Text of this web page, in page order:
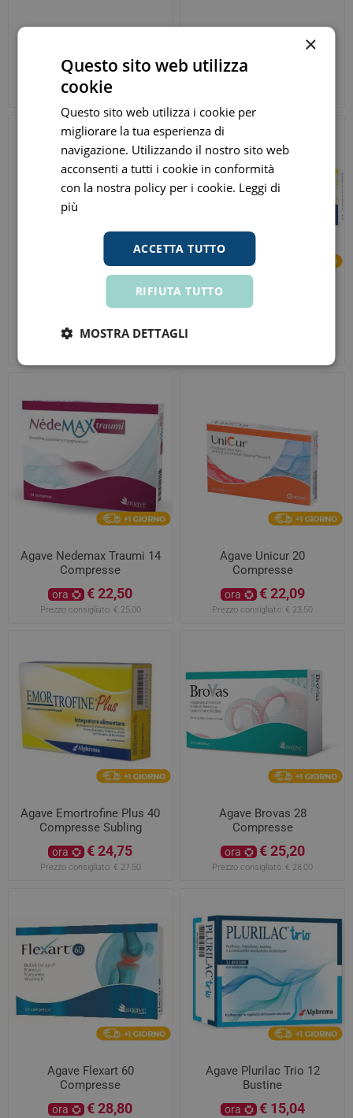
€ 7,14
Prezzo consigliato:
Urgo cerotto spray 40ml
Compresse Rivestite
ora € 23,85
Agave Emortrofine H 30ml
Agave Nedemax Traumi 14
Compresse
ora € 22,50
Prezzo consigliato: € 25,00
Agave Unicur 20
Compresse
ora € 22,09
Prezzo consigliato: € 23,50
Agave Emortrofine Plus 40
Compresse Subling
ora € 24,75
Prezzo consigliato: € 27,50
Agave Brovas 28
Compresse
ora € 25,20
Prezzo consigliato: € 28,00
Agave Flexart 60
Compresse
ora € 28,80
Agave Plurilac Trio 12
Bustine
ora € 15,04
×
Questo sito web utilizza
cookie
Questo sito web utilizza i cookie per
migliorare la tua esperienza di
navigazione. Utilizzando il nostro sito web
acconsenti a tutti i cookie in conformità
con la nostra policy per i cookie. Leggi di
più
ACCETTA TUTTO
RIFIUTA TUTTO
MOSTRA DETTAGLI